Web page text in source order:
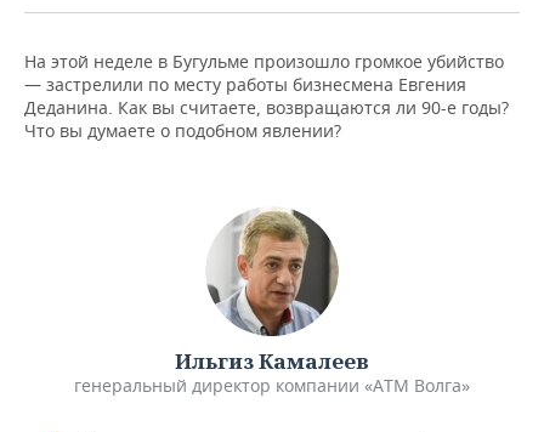
ФИГУРНОЕ КАТАНИЕ
МЕДИЦИНА
На этой неделе в Бугульме произошло громкое убийство
— застрелили по месту работы бизнесмена Евгения
Деданина. Как вы считаете, возвращаются ли 90-е годы?
Что вы думаете о подобном явлении?
Ильгиз Камалеев
генеральный директор компании «АТМ Волга»